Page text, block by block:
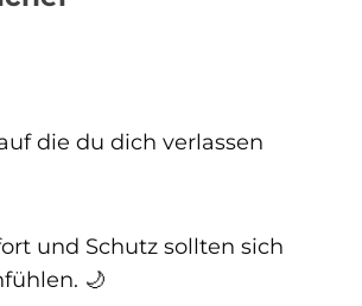
die du dich verlassen
und Schutz sollten sich
🌙